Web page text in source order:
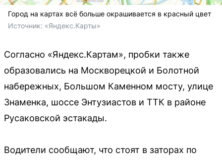
Город на картах всё больше окрашивается в красный цвет
Источник: «Яндекс.Карты»
Согласно «Яндекс.Картам», пробки также
образовались на Москворецкой и Болотной
набережных, Большом Каменном мосту, улице
Знаменка, шоссе Энтузиастов и ТТК в районе
Русаковской эстакады.
Водители сообщают, что стоят в заторах по